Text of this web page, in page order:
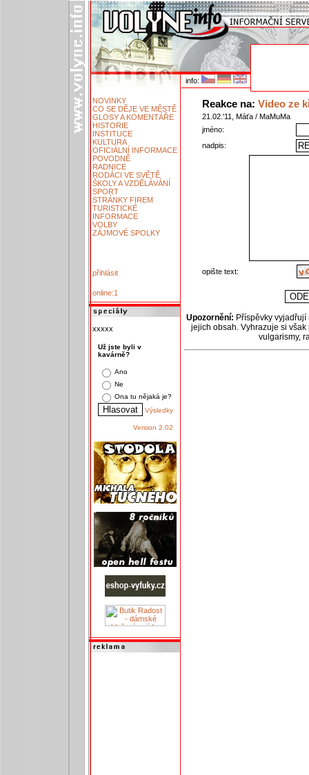
info:
NOVINKY
CO SE DĚJE VE MĚSTĚ
GLOSY A KOMENTÁŘE
HISTORIE
INSTITUCE
KULTURA
OFICIÁLNÍ INFORMACE
POVODNĚ
RADNICE
RODÁCI VE SVĚTĚ
ŠKOLY A VZDĚLÁVÁNÍ
SPORT
STRÁNKY FIREM
TURISTICKÉ
INFORMACE
VOLBY
ZÁJMOVÉ SPOLKY
přihlásit
online:1
xxxxx
Už jste byli v
kavárně?
Ano
Ne
Ona tu nějaká je?
Výsledky
Version 2.02
Reakce na: Video ze
21.02.'11, Máťa / MaMuMa
jméno:
nadpis:
opište text:
Upozornění: Příspěvky
jejich obsah. Vyhrazuje si
vulgarismy,